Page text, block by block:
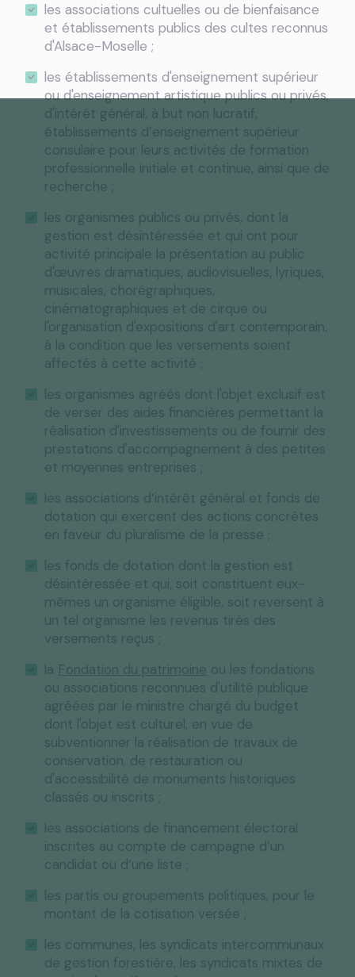
les associations cultuelles ou de bienfaisance
et établissements publics des cultes reconnus
d'Alsace-Moselle ;
les établissements d'enseignement supérieur
ou d'enseignement artistique publics ou privés,
d'intérêt général, à but non lucratif,
établissements d’enseignement supérieur
consulaire pour leurs activités de formation
professionnelle initiale et continue, ainsi que de
recherche ;
les organismes publics ou privés, dont la
gestion est désintéressée et qui ont pour
activité principale la présentation au public
d'œuvres dramatiques, audiovisuelles, lyriques,
musicales, chorégraphiques,
cinématographiques et de cirque ou
l'organisation d'expositions d'art contemporain,
à la condition que les versements soient
affectés à cette activité ;
les organismes agréés dont l'objet exclusif est
de verser des aides financières permettant la
réalisation d'investissements ou de fournir des
prestations d'accompagnement à des petites
et moyennes entreprises ;
les associations d’intérêt général et fonds de
dotation qui exercent des actions concrètes
en faveur du pluralisme de la presse ;
les fonds de dotation dont la gestion est
désintéressée et qui, soit constituent eux-
mêmes un organisme éligible, soit reversent à
un tel organisme les revenus tirés des
versements reçus ;
la Fondation du patrimoine ou les fondations
ou associations reconnues d'utilité publique
agréées par le ministre chargé du budget
dont l'objet est culturel, en vue de
subventionner la réalisation de travaux de
conservation, de restauration ou
d'accessibilité de monuments historiques
classés ou inscrits ;
les associations de financement électoral
inscrites au compte de campagne d’un
candidat ou d’une liste ;
les partis ou groupements politiques, pour le
montant de la cotisation versée ;
les communes, les syndicats intercommunaux
de gestion forestière, les syndicats mixtes de